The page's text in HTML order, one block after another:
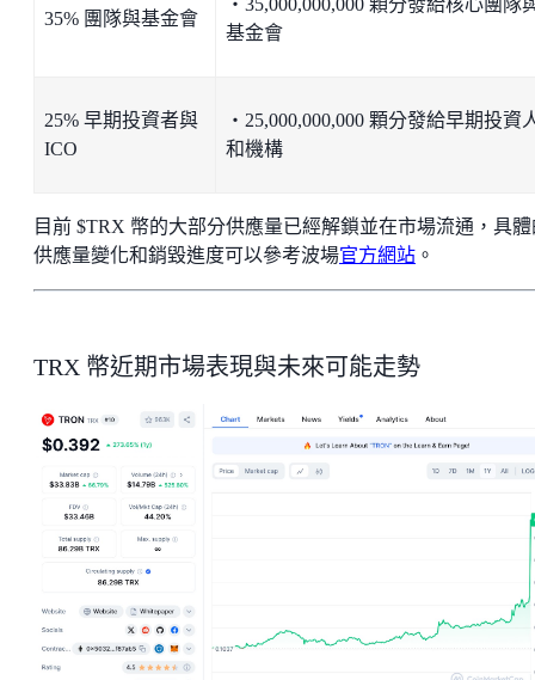
35% 團隊與基金會
・35,000,000,000 顆分發給核心團隊
基金會
25% 早期投資者與
ICO
・25,000,000,000 顆分發給早期投資
和機構
目前 $TRX 幣的大部分供應量已經解鎖並在市場流通，具體
供應量變化和銷毀進度可以參考波場官方網站 。
TRX 幣近期市場表現與未來可能走勢